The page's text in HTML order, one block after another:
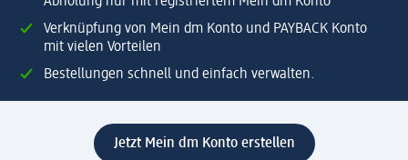
Verknüpfung von Mein dm Konto und PAYBACK Konto
mit vielen Vorteilen
Bestellungen schnell und einfach verwalten.
Jetzt Mein dm Konto erstellen